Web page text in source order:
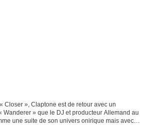
Closer », Claptone est de retour avec un
Wanderer » que le DJ et producteur Allemand au
une suite de son univers onirique mais avec